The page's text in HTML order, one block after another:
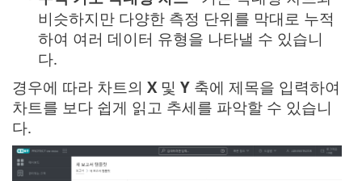
비슷하지만 다양한 측정 단위를 막대로 누적
하여 여러 데이터 유형을 나타낼 수 있습니
다.
경우에 따라 차트의 X및 Y 축에 제목을 입력하여
차트를 보다 쉽게 읽고 추세를 파악할 수 있습니
다.